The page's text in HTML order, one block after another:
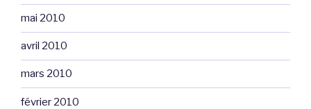
mai 2010
avril 2010
mars 2010
février 2010